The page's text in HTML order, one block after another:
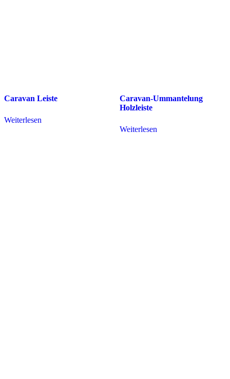
Caravan Leiste
Weiterlesen
Caravan-Ummantelung
Holzleiste
Weiterlesen